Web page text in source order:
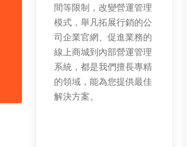
間等限制，改變營運管理
模式，舉凡拓展行銷的公
司企業官網、促進業務的
線上商城到內部營運管理
系統，都是我們擅長專精
的領域，能為您提供最佳
解決方案。